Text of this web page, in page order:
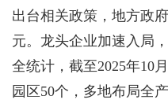
出台相关政策，地方政
元。龙头企业加速入局
全统计，截至2025年10
园区50个，多地布局全